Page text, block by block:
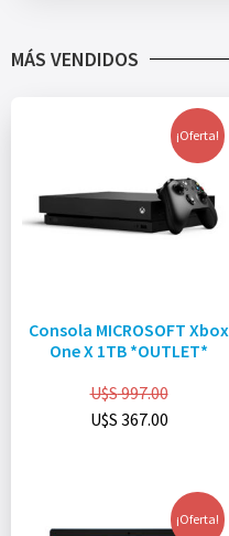
MÁS VENDIDOS
¡Oferta!
Consola MICROSOFT Xbox
One X 1TB *OUTLET*
U$S997.00
U$S 367.00
¡Oferta!